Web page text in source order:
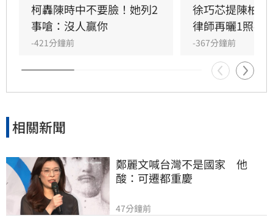
批「為何這麼好騙」。他呼籲慈濟董事會應成立
外部獨立調查小組，全面徹查決策流程並揪出失
職者。此事件不僅重創慈濟信譽，更引發外界對
於公益資產管理透明度的強烈關注。唯有透過公
開透明的調查與
柯轟陳時中不要臉！她列2
事嗆：沒人贏你
-421分鐘前
徐巧芯提陳柏
律師再曬1照補
-367分鐘前
相關新聞
鄭麗文喊台灣不是國家　他
酸：可遷都重慶
47分鐘前